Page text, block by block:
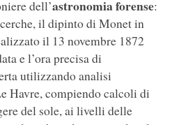
dell’astronomia forense:
il dipinto di Monet in
il 13 novembre 1872
e l’ora precisa di
utilizzando analisi
Havre, compiendo calcoli di
del sole, ai livelli delle